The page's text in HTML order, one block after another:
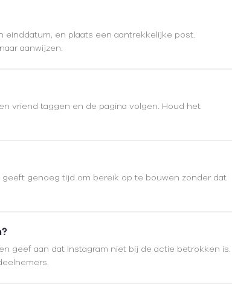
en plaats een aantrekkelijke post.
aanwijzen.
vriend taggen en de pagina volgen. Houd het
genoeg tijd om bereik op te bouwen zonder dat
geef aan dat Instagram niet bij de actie betrokken is.